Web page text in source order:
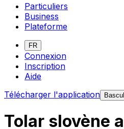
Particuliers
Business
Plateforme
FR
Connexion
Inscription
Aide
Télécharger l'application
Tolar slovène